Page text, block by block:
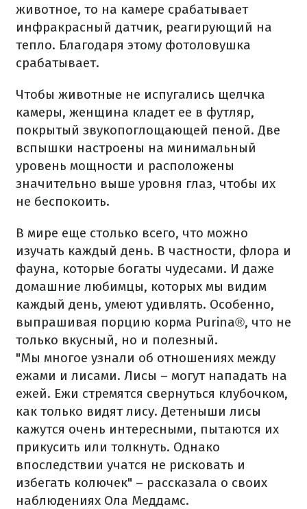
животное, то на камере срабатывает
инфракрасный датчик, реагирующий на
тепло. Благодаря этому фотоловушка
срабатывает.
Чтобы животные не испугались щелчка
камеры, женщина кладет ее в футляр,
покрытый звукопоглощающей пеной. Две
вспышки настроены на минимальный
уровень мощности и расположены
значительно выше уровня глаз, чтобы их
не беспокоить.
В мире еще столько всего, что можно
изучать каждый день. В частности, флора и
фауна, которые богаты чудесами. И даже
домашние любимцы, которых мы видим
каждый день, умеют удивлять. Особенно,
выпрашивая порцию корма Purina®, что не
только вкусный, но и полезный.
"Мы многое узнали об отношениях между
ежами и лисами. Лисы – могут нападать на
ежей. Ежи стремятся свернуться клубочком,
как только видят лису. Детеныши лисы
кажутся очень интересными, пытаются их
прикусить или толкнуть. Однако
впоследствии учатся не рисковать и
избегать колючек" – рассказала о своих
наблюдениях Ола Меддамс.